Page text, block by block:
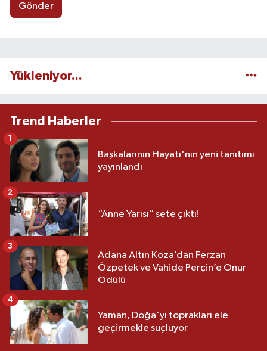
Gönder
Yükleniyor...
Trend Haberler
Başkalarının Hayatı'nın yeni tanıtımı
yayınlandı
1
“Anne Yarısı” sete çıktı!
2
Adana Altın Koza’dan Ferzan
Özpetek ve Vahide Perçin’e Onur
Ödülü
3
Yaman, Doğa'yı toprakları ele
geçirmekle suçluyor
4